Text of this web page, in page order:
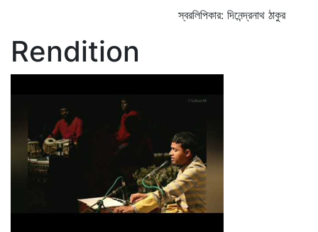
স্বরলিপিকার: দিনেন্দ্রনাথ ঠাকুর
Rendition